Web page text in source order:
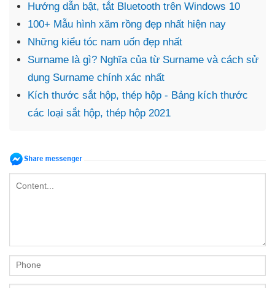
Hướng dẫn bật, tắt Bluetooth trên Windows 10
100+ Mẫu hình xăm rồng đẹp nhất hiện nay
Những kiểu tóc nam uốn đẹp nhất
Surname là gì? Nghĩa của từ Surname và cách sử
dụng Surname chính xác nhất
Kích thước sắt hộp, thép hộp - Bảng kích thước
các loại sắt hộp, thép hộp 2021